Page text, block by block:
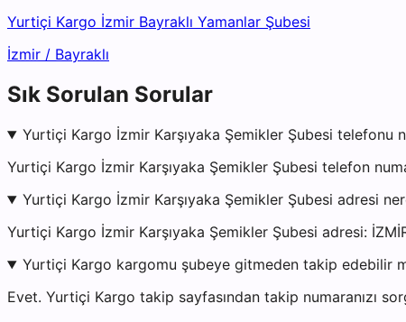
Yurtiçi Kargo İzmir Bayraklı Yamanlar Şubesi
İzmir / Bayraklı
Sık Sorulan Sorular
Yurtiçi Kargo İzmir Karşıyaka Şemikler Şubesi telefonu
Yurtiçi Kargo İzmir Karşıyaka Şemikler Şubesi telefon
Yurtiçi Kargo İzmir Karşıyaka Şemikler Şubesi adresi
Yurtiçi Kargo İzmir Karşıyaka Şemikler Şubesi adresi:
Yurtiçi Kargo kargomu şubeye gitmeden takip edebilir
Evet. Yurtiçi Kargo takip sayfasından takip numaranızı